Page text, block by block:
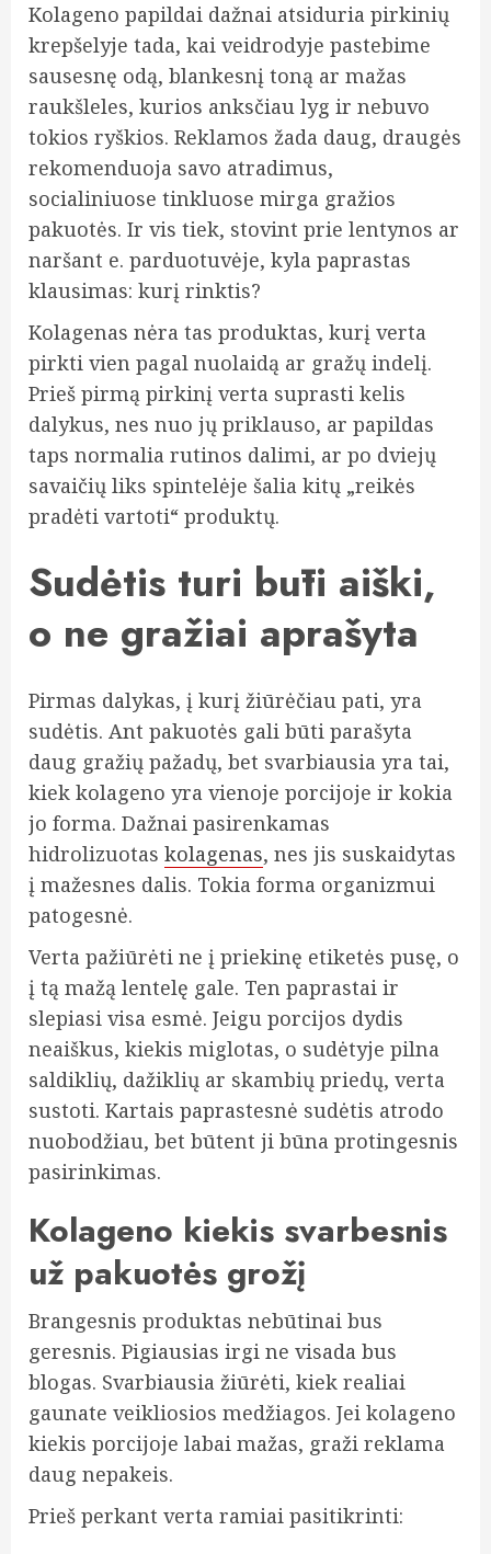
Kolageno papildai dažnai atsiduria pirkinių
krepšelyje tada, kai veidrodyje pastebime
sausesnę odą, blankesnį toną ar mažas
raukšleles, kurios anksčiau lyg ir nebuvo
tokios ryškios. Reklamos žada daug, draugės
rekomenduoja savo atradimus,
socialiniuose tinkluose mirga gražios
pakuotės. Ir vis tiek, stovint prie lentynos ar
naršant e. parduotuvėje, kyla paprastas
klausimas: kurį rinktis?
Kolagenas nėra tas produktas, kurį verta
pirkti vien pagal nuolaidą ar gražų indelį.
Prieš pirmą pirkinį verta suprasti kelis
dalykus, nes nuo jų priklauso, ar papildas
taps normalia rutinos dalimi, ar po dviejų
savaičių liks spintelėje šalia kitų „reikės
pradėti vartoti“ produktų.
Sudėtis turi būti aiški,
o ne gražiai aprašyta
Pirmas dalykas, į kurį žiūrėčiau pati, yra
sudėtis. Ant pakuotės gali būti parašyta
daug gražių pažadų, bet svarbiausia yra tai,
kiek kolageno yra vienoje porcijoje ir kokia
jo forma. Dažnai pasirenkamas
hidrolizuotas kolagenas, nes jis suskaidytas
į mažesnes dalis. Tokia forma organizmui
patogesnė.
Verta pažiūrėti ne į priekinę etiketės pusę, o
į tą mažą lentelę gale. Ten paprastai ir
slepiasi visa esmė. Jeigu porcijos dydis
neaiškus, kiekis miglotas, o sudėtyje pilna
saldiklių, dažiklių ar skambių priedų, verta
sustoti. Kartais paprastesnė sudėtis atrodo
nuobodžiau, bet būtent ji būna protingesnis
pasirinkimas.
Kolageno kiekis svarbesnis
už pakuotės grožį
Brangesnis produktas nebūtinai bus
geresnis. Pigiausias irgi ne visada bus
blogas. Svarbiausia žiūrėti, kiek realiai
gaunate veikliosios medžiagos. Jei kolageno
kiekis porcijoje labai mažas, graži reklama
daug nepakeis.
Prieš perkant verta ramiai pasitikrinti: